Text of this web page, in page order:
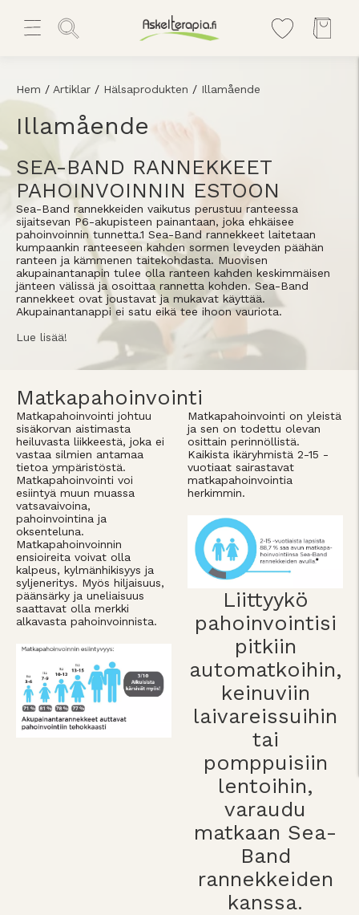
Hem / Artiklar / Hälsaprodukten / Illamående
Illamående
SEA-BAND RANNEKKEET
PAHOINVOINNIN ESTOON
Sea-Band rannekkeiden vaikutus perustuu ranteessa
sijaitsevan P6-akupisteen painantaan, joka ehkäisee
pahoinvoinnin tunnetta.1 Sea-Band rannekkeet laitetaan
kumpaankin ranteeseen kahden sormen leveyden päähän
ranteen ja kämmenen taitekohdasta. Muovisen
akupainantanapin tulee olla ranteen kahden keskimmäisen
jänteen välissä ja osoittaa rannetta kohden. Sea-Band
rannekkeet ovat joustavat ja mukavat käyttää.
Akupainantanappi ei satu eikä tee ihoon vauriota.
Lue lisää!
Matkapahoinvointi
Matkapahoinvointi johtuu
sisäkorvan aistimasta
heiluvasta liikkeestä, joka ei
vastaa silmien antamaa
tietoa ympäristöstä.
Matkapahoinvointi voi
esiintyä muun muassa
vatsavaivoina,
pahoinvointina ja
oksenteluna.
Matkapahoinvoinnin
ensioireita voivat olla
kalpeus, kylmänhikisyys ja
syljeneritys. Myös hiljaisuus,
päänsärky ja uneliaisuus
saattavat olla merkki
alkavasta pahoinvoinnista.
Matkapahoinvointi on yleistä
ja sen on todettu olevan
osittain perinnöllistä.
Kaikista ikäryhmistä 2-15 -
vuotiaat sairastavat
matkapahoinvointia
herkimmin.
Liittyykö
pahoinvointisi
pitkiin
automatkoihin,
keinuviin
laivareissuihin
tai
pomppuisiin
lentoihin,
varaudu
matkaan Sea-
Band
rannekkeiden
kanssa.